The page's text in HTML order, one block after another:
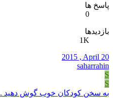
پاسخ ها
0
بازدیدها
1K
2015 , April 20
saharrahin
S
S
به سخن کودکان خوب گوش دهید .